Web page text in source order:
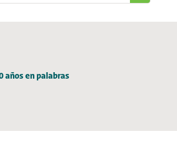
años en palabras